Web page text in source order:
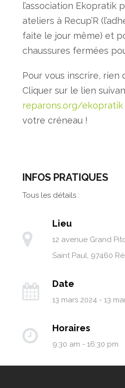
l’association Ekopratik
ateliers à Recup’R
faite le jour même) et
chaussures fermées
Pour vous inscrire, rien
Cliquer sur le lien
reparons.org/ekopratik
votre créneau !
INFOS PRATIQUES
Tous les détails :
Lieu
12 avenue Grand
Saint Paul, 97460
Date
13 mars 2024 - 13
Horaires
9:30 am - 16:30 pm